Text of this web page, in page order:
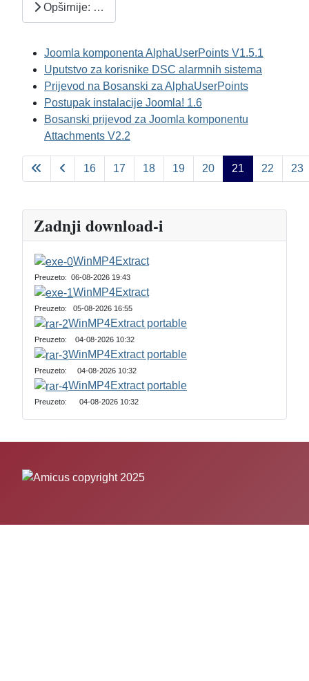
Opširnije: …
Joomla komponenta AlphaUserPoints V1.5.1
Uputstvo za korisnike DSC alarmnih sistema
Prijevod na Bosanski za AlphaUserPoints
Postupak instalacije Joomla! 1.6
Bosanski prijevod za Joomla komponentu
Attachments V2.2
Page 21 of 26
16 17 18 19 20 21 22 23
Zadnji download-i
WinMP4Extract
Preuzeto: 06-08-2026 19:43
WinMP4Extract
Preuzeto: 05-08-2026 16:55
WinMP4Extract portable
Preuzeto: 04-08-2026 10:32
WinMP4Extract portable
Preuzeto: 04-08-2026 10:32
WinMP4Extract portable
Preuzeto: 04-08-2026 10:32